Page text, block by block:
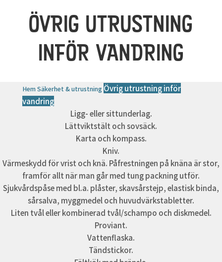
ÖVRIG UTRUSTNING
INFÖR VANDRING
HemSäkerhet & utrustning Övrig utrustning inför
vandring
Ligg- eller sittunderlag.
Lättviktstält och sovsäck.
Karta och kompass.
Kniv.
Värmeskydd för vrist och knä. Påfrestningen på knäna är stor,
framför allt när man går med tung packning utför.
Sjukvårdspåse med bl.a. plåster, skavsårstejp, elastisk binda,
sårsalva, myggmedel och huvudvärkstabletter.
Liten tvål eller kombinerad tvål/schampo och diskmedel.
Proviant.
Vattenflaska.
Tändstickor.